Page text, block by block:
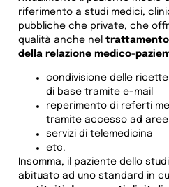
riferimento a studi medici,
pubbliche che private, che
qualità anche nel
della relazione medico-
condivisione delle
di base tramite e-mail
reperimento di referti
tramite accesso ad
servizi di telemedicina
etc.
Insomma, il paziente dello
abituato ad uno standard in